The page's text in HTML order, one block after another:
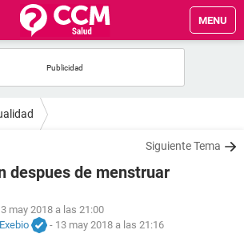
MENU
Siguiente Tema
despues de menstruar
may 2018 a las 21:00
- 13 may 2018 a las 21:16